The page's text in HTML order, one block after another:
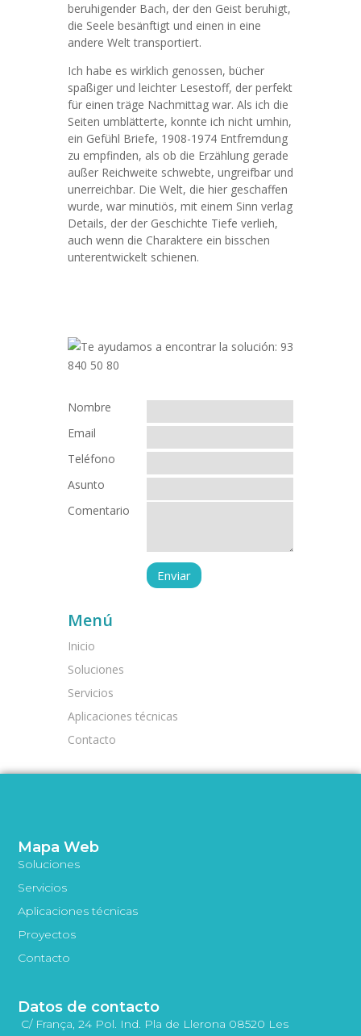
beruhigender Bach, der den Geist beruhigt,
die Seele besänftigt und einen in eine
andere Welt transportiert.
Ich habe es wirklich genossen, bücher
spaßiger und leichter Lesestoff, der perfekt
für einen träge Nachmittag war. Als ich die
Seiten umblätterte, konnte ich nicht umhin,
ein Gefühl Briefe, 1908-1974 Entfremdung
zu empfinden, als ob die Erzählung gerade
außer Reichweite schwebte, ungreifbar und
unerreichbar. Die Welt, die hier geschaffen
wurde, war minutiös, mit einem Sinn verlag
Details, der der Geschichte Tiefe verlieh,
auch wenn die Charaktere ein bisschen
unterentwickelt schienen.
Nombre
Email
Teléfono
Asunto
Comentario
Menú
Inicio
Soluciones
Servicios
Aplicaciones técnicas
Contacto
Mapa Web
Soluciones
Servicios
Aplicaciones técnicas
Proyectos
Contacto
Datos de contacto
C/ França, 24 Pol. Ind. Pla de Llerona 08520 Les